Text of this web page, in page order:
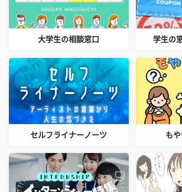
大学生の相談窓口 学生の
セルフライナーノーツ も